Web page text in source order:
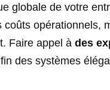
globale de votre
opérationnels,
Faire appel à des
des systèmes